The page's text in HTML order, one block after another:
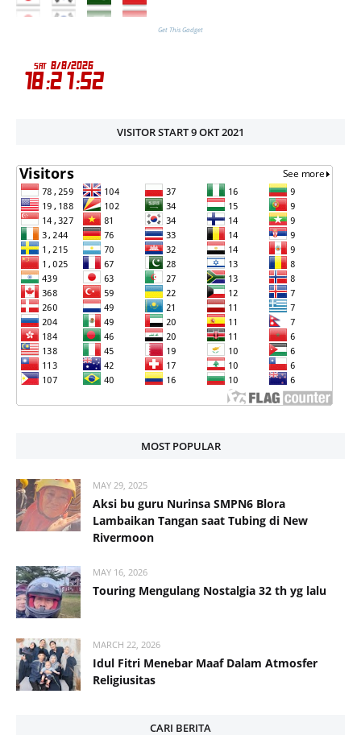
Get This Gadget
VISITOR START 9 OKT 2021
MOST POPULAR
MAY 29, 2025
Aksi bu guru Nurinsa SMPN6 Blora
Lambaikan Tangan saat Tubing di New
Rivermoon
MAY 16, 2026
Touring Mengulang Nostalgia 32 th yg lalu
MARCH 22, 2026
Idul Fitri Menebar Maaf Dalam Atmosfer
Religiusitas
CARI BERITA